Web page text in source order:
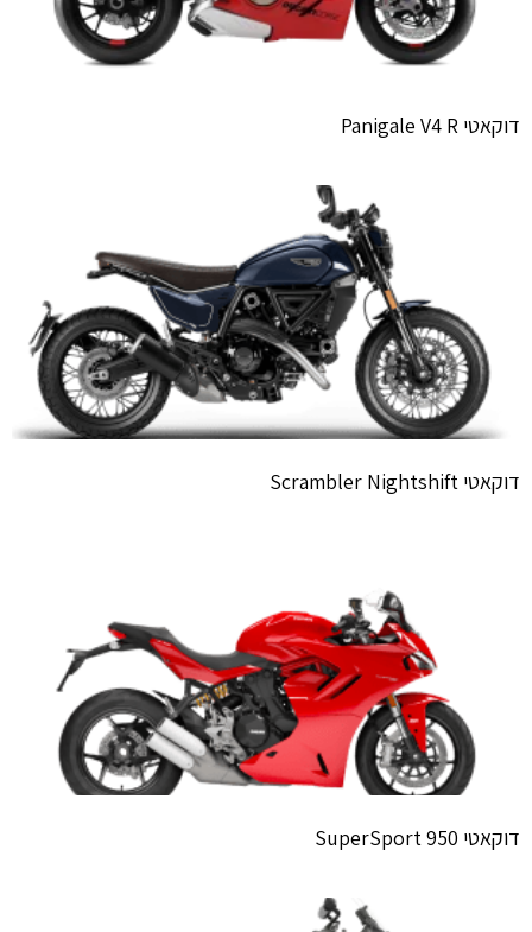
דוקאטי Panigale V4 R
דוקאטי Scrambler Nightshift
דוקאטי SuperSport 950